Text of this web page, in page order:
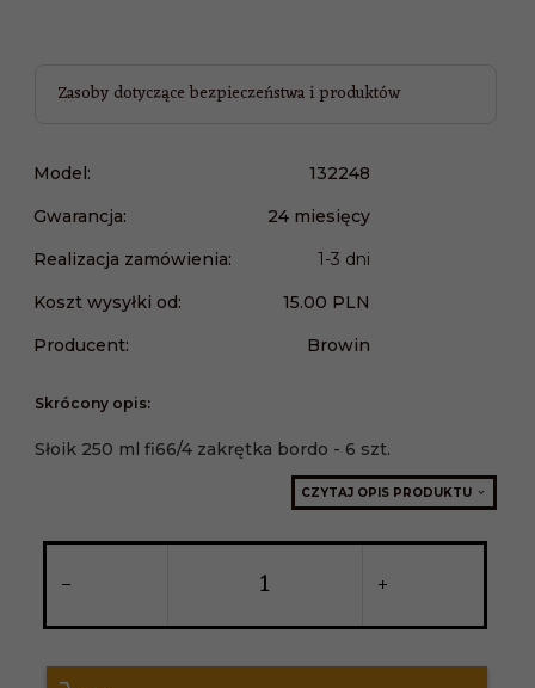
Zasoby dotyczące bezpieczeństwa i produktów
Model:
132248
Gwarancja:
24 miesięcy
Realizacja zamówienia:
1-3 dni
Koszt wysyłki od:
15.00 PLN
Producent:
Browin
Skrócony opis:
Słoik 250 ml fi66/4 zakrętka bordo - 6 szt.
CZYTAJ OPIS PRODUKTU